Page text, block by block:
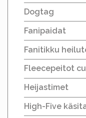
Dogtag
Fanipaidat
Fanitikku
Fleecepeitot
Heijastimet
High-Five